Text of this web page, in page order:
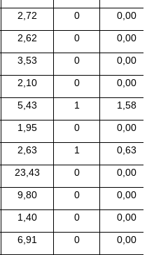
2,72 0
0,00
2,62 0
0,00
3,53 0
0,00
2,10 0
0,00
5,43 1
1,58
1,95 0
0,00
2,63 1
0,63
23,43 0
0,00
9,80 0
0,00
1,40 0
0,00
6,91 0
0,00